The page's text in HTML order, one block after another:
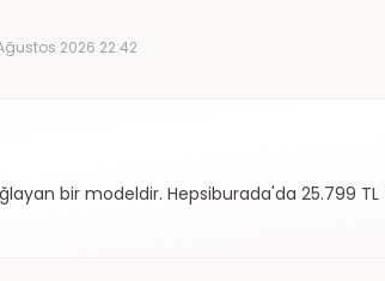
2026 22:42
bir modeldir. Hepsiburada'da 25.799